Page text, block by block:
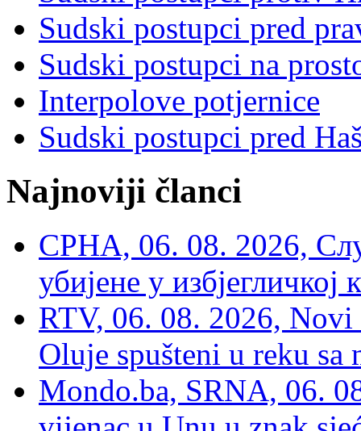
Sudski postupci pred
Sudski postupci na
Interpolove potjernice
Sudski postupci pred
Najnoviji članci
СРНА, 06. 08. 2026,
убијене у избјегличкој
RTV, 06. 08. 2026, Novi
Oluje spušteni u reku sa
Mondo.ba, SRNA, 06.